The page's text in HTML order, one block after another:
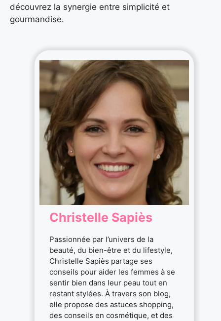
découvrez la synergie entre simplicité et
gourmandise.
Christelle Sapiès
Passionnée par l’univers de la
beauté, du bien-être et du lifestyle,
Christelle Sapiès partage ses
conseils pour aider les femmes à se
sentir bien dans leur peau tout en
restant stylées. À travers son blog,
elle propose des astuces shopping,
des conseils en cosmétique, et des